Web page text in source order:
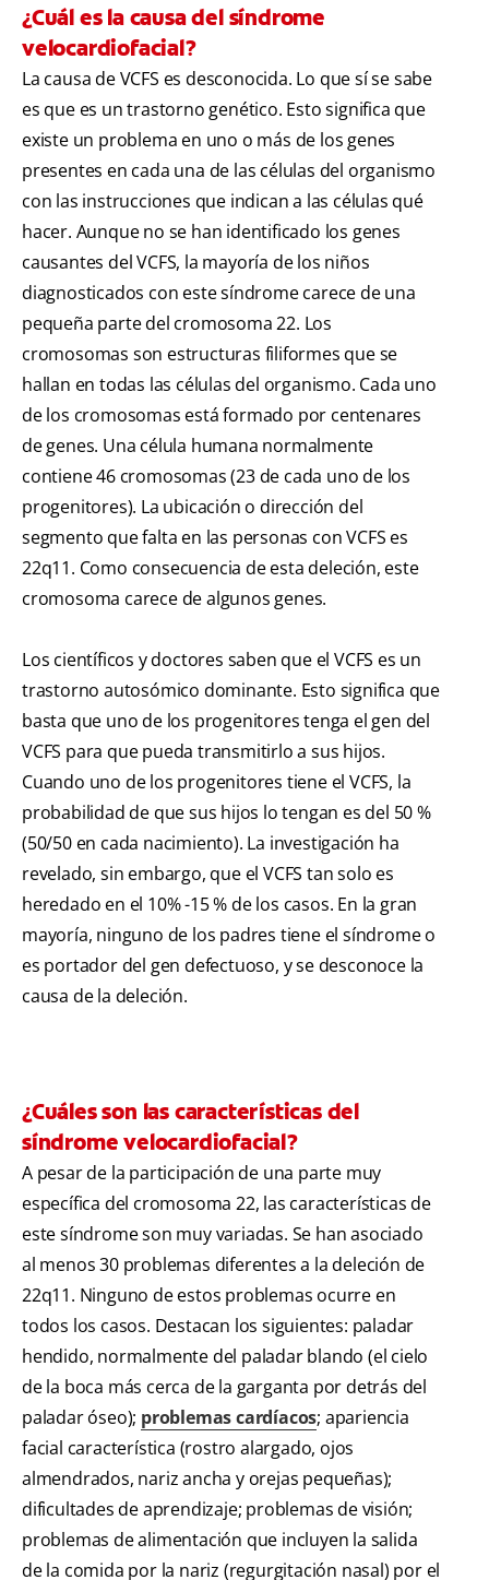
¿Cuál es la causa del síndrome
velocardiofacial?
La causa de VCFS es desconocida. Lo que sí se sabe
es que es un trastorno genético. Esto significa que
existe un problema en uno o más de los genes
presentes en cada una de las células del organismo
con las instrucciones que indican a las células qué
hacer. Aunque no se han identificado los genes
causantes del VCFS, la mayoría de los niños
diagnosticados con este síndrome carece de una
pequeña parte del cromosoma 22. Los
cromosomas son estructuras filiformes que se
hallan en todas las células del organismo. Cada uno
de los cromosomas está formado por centenares
de genes. Una célula humana normalmente
contiene 46 cromosomas (23 de cada uno de los
progenitores). La ubicación o dirección del
segmento que falta en las personas con VCFS es
22q11. Como consecuencia de esta deleción, este
cromosoma carece de algunos genes.
Los científicos y doctores saben que el VCFS es un
trastorno autosómico dominante. Esto significa que
basta que uno de los progenitores tenga el gen del
VCFS para que pueda transmitirlo a sus hijos.
Cuando uno de los progenitores tiene el VCFS, la
probabilidad de que sus hijos lo tengan es del 50 %
(50/50 en cada nacimiento). La investigación ha
revelado, sin embargo, que el VCFS tan solo es
heredado en el 10% -15 % de los casos. En la gran
mayoría, ninguno de los padres tiene el síndrome o
es portador del gen defectuoso, y se desconoce la
causa de la deleción.
¿Cuáles son las características del
síndrome velocardiofacial?
A pesar de la participación de una parte muy
específica del cromosoma 22, las características de
este síndrome son muy variadas. Se han asociado
al menos 30 problemas diferentes a la deleción de
22q11. Ninguno de estos problemas ocurre en
todos los casos. Destacan los siguientes: paladar
hendido, normalmente del paladar blando (el cielo
de la boca más cerca de la garganta por detrás del
paladar óseo); problemas cardíacos; apariencia
facial característica (rostro alargado, ojos
almendrados, nariz ancha y orejas pequeñas);
dificultades de aprendizaje; problemas de visión;
problemas de alimentación que incluyen la salida
de la comida por la nariz (regurgitación nasal) por el